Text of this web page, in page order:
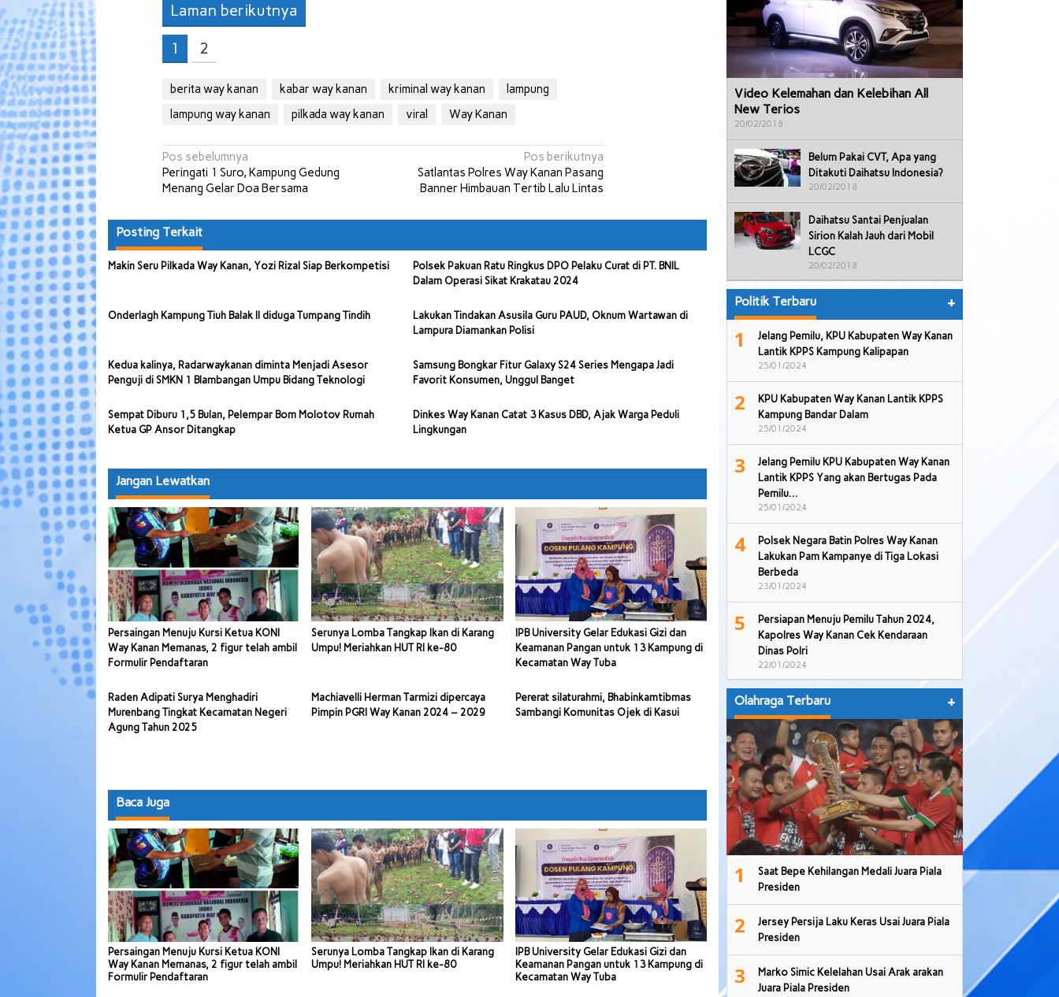
Laman berikutnya
1
2
berita way kanan kabar way kanan kriminal way kanan
lampung
lampung way kanan
pilkada way kanan viral Way Kanan
Navigasi
pos
Pos sebelumnya
Peringati 1 Suro, Kampung Gedung
Menang Gelar Doa Bersama
Pos berikutnya
Satlantas Polres Way Kanan Pasang
Banner Himbauan Tertib Lalu Lintas
Posting Terkait
Makin Seru Pilkada Way Kanan, Yozi Rizal Siap Berkompetisi
Polsek Pakuan Ratu Ringkus DPO Pelaku Curat di PT. BNIL
Dalam Operasi Sikat Krakatau 2024
Onderlagh Kampung Tiuh Balak II diduga Tumpang Tindih
Lakukan Tindakan Asusila Guru PAUD, Oknum Wartawan di
Lampura Diamankan Polisi
Kedua kalinya, Radarwaykanan diminta Menjadi Asesor
Penguji di SMKN 1 Blambangan Umpu Bidang Teknologi
Samsung Bongkar Fitur Galaxy S24 Series Mengapa Jadi
Favorit Konsumen, Unggul Banget
Sempat Diburu 1,5 Bulan, Pelempar Bom Molotov Rumah
Ketua GP Ansor Ditangkap
Dinkes Way Kanan Catat 3 Kasus DBD, Ajak Warga Peduli
Lingkungan
Jangan Lewatkan
Persaingan Menuju Kursi Ketua KONI
Way Kanan Memanas, 2 figur telah ambil
Formulir Pendaftaran
Serunya Lomba Tangkap Ikan di Karang
Umpu! Meriahkan HUT RI ke-80
IPB University Gelar Edukasi Gizi dan
Keamanan Pangan untuk 13 Kampung di
Kecamatan Way Tuba
Raden Adipati Surya Menghadiri
Murenbang Tingkat Kecamatan Negeri
Agung Tahun 2025
Machiavelli Herman Tarmizi dipercaya
Pimpin PGRI Way Kanan 2024 – 2029
Pererat silaturahmi, Bhabinkamtibmas
Sambangi Komunitas Ojek di Kasui
Baca Juga
Persaingan Menuju Kursi Ketua KONI
Way Kanan Memanas, 2 figur telah ambil
Formulir Pendaftaran
Serunya Lomba Tangkap Ikan di Karang
Umpu! Meriahkan HUT RI ke-80
IPB University Gelar Edukasi Gizi dan
Keamanan Pangan untuk 13 Kampung di
Kecamatan Way Tuba
Video Kelemahan dan Kelebihan All
New Terios
20/02/2018
Belum Pakai CVT, Apa yang
Ditakuti Daihatsu Indonesia?
20/02/2018
Daihatsu Santai Penjualan
Sirion Kalah Jauh dari Mobil
LCGC
20/02/2018
Politik Terbaru +
1
Jelang Pemilu, KPU Kabupaten Way Kanan
Lantik KPPS Kampung Kalipapan
25/01/2024
2
KPU Kabupaten Way Kanan Lantik KPPS
Kampung Bandar Dalam
25/01/2024
3
Jelang Pemilu KPU Kabupaten Way Kanan
Lantik KPPS Yang akan Bertugas Pada
Pemilu…
25/01/2024
4
Polsek Negara Batin Polres Way Kanan
Lakukan Pam Kampanye di Tiga Lokasi
Berbeda
23/01/2024
5
Persiapan Menuju Pemilu Tahun 2024,
Kapolres Way Kanan Cek Kendaraan
Dinas Polri
22/01/2024
Olahraga Terbaru +
1
Saat Bepe Kehilangan Medali Juara Piala
Presiden
2
Jersey Persija Laku Keras Usai Juara Piala
Presiden
3
Marko Simic Kelelahan Usai Arak arakan
Juara Piala Presiden